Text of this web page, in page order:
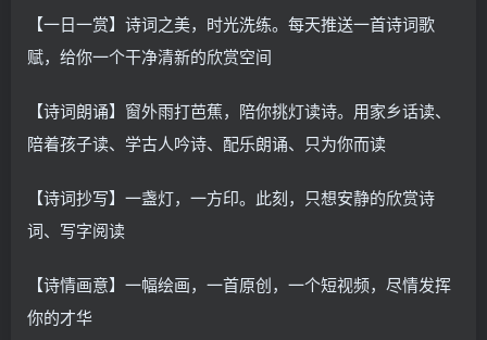
【一日一赏】诗词之美，时光洗练。每天推送一首诗词歌
赋，给你一个干净清新的欣赏空间
【诗词朗诵】窗外雨打芭蕉，陪你挑灯读诗。用家乡话读、
陪着孩子读、学古人吟诗、配乐朗诵、只为你而读
【诗词抄写】一盏灯，一方印。此刻，只想安静的欣赏诗
词、写字阅读
【诗情画意】一幅绘画，一首原创，一个短视频，尽情发挥
你的才华